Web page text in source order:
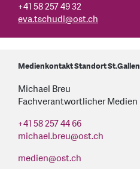
+41 58 257 49 32
eva.tschudi@ost.ch
Medienkontakt Standort St.Gallen
Michael Breu
Fachverantwortlicher Medien
+41 58 257 44 66
michael.breu@ost.ch
medien@ost.ch